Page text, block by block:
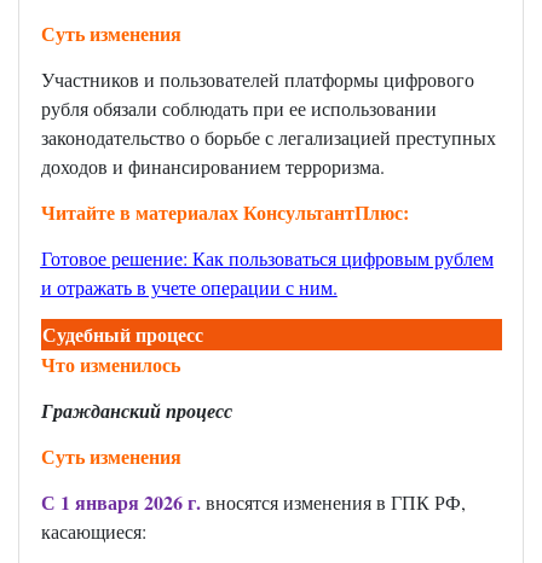
Суть изменения
Участников и пользователей платформы цифрового
рубля обязали соблюдать при ее использовании
законодательство о борьбе с легализацией преступных
доходов и финансированием терроризма.
Читайте в материалах КонсультантПлюс:
Готовое решение: Как пользоваться цифровым рублем
и отражать в учете операции с ним.
Судебный процесс
Что изменилось
Гражданский процесс
Суть изменения
С 1 января 2026 г.вносятся изменения в ГПК РФ,
касающиеся: